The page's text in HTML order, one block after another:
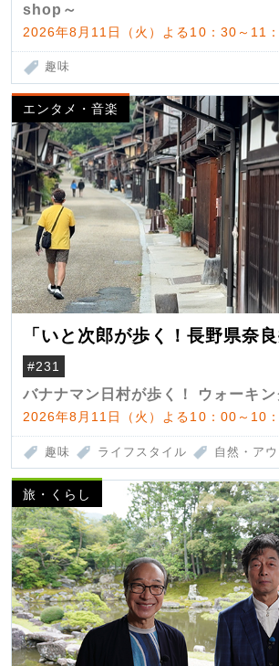
shop～
2026年8月11日（火）よる10：30～11
趣味
エンタメ・音楽
「いと次郎が歩く！長野県奈
#231
バナナマン日村が歩く！ ウォーキ
2026年8月11日（火）よる10：00～10
趣味 ライフスタイル 自然・ア
旅・くらし